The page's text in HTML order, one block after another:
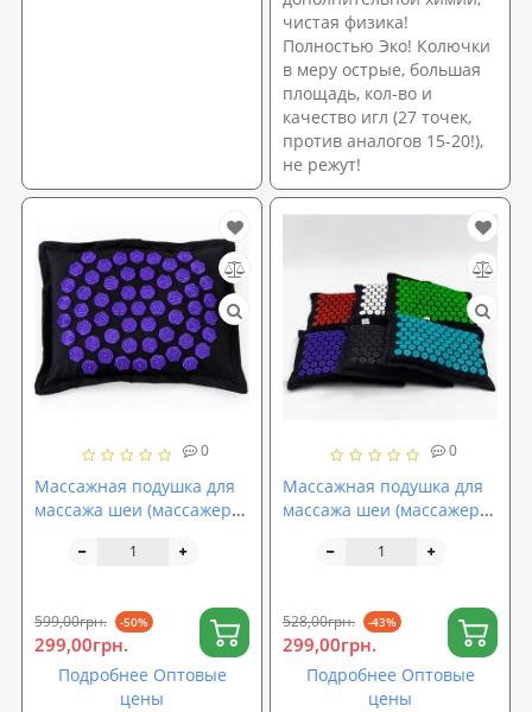
чистая физика!
Полностью Эко! Колючки
в меру острые, большая
площадь, кол-во и
качество игл (27 точек,
против аналогов 15-20!),
не режут!
0
Массажная подушка для
массажа шеи (массажер
ног/стоп/тела) OSPORT
599,00грн. -50%
299,00грн.
Подробнее Оптовые
цены
0
Массажная подушка для
массажа шеи (массажер
ног/стоп/тела) OSPORT
528,00грн. -43%
299,00грн.
Подробнее Оптовые
цены